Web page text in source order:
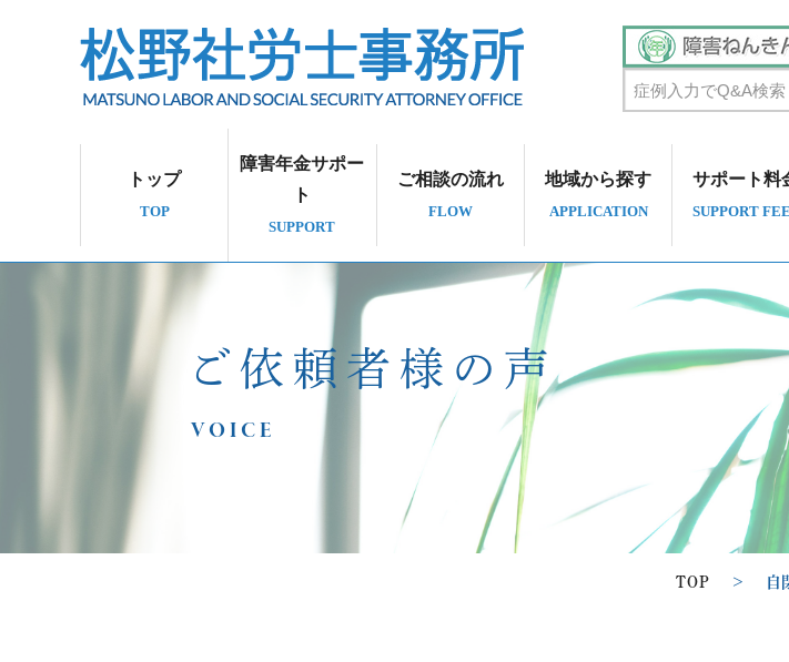
トップ
TOP
障害年金サポー
ト
SUPPORT
ご相談の流れ
FLOW
地域から探す
APPLICATION
サポート料
SUPPORT
ご依頼者様の声
VOICE
TOP > 自